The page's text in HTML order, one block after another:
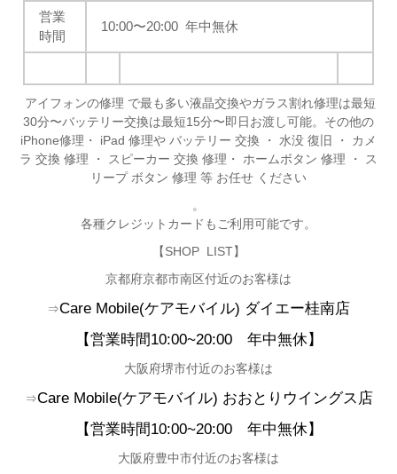
営業
時間
10:00〜20:00 年中無休
アイフォンの修理 で最も多い液晶交換やガラス割れ修理は最短
30分〜バッテリー交換は最短15分〜即日お渡し可能。その他の
iPhone修理・ iPad 修理や バッテリー 交換 ・ 水没 復旧 ・ カメ
ラ 交換 修理 ・ スピーカー 交換 修理・ ホームボタン 修理 ・ ス
リープ ボタン 修理 等 お任せ ください
。
各種クレジットカードもご利用可能です。
【SHOP LIST】
京都府京都市南区付近のお客様は
⇒Care Mobile(ケアモバイル) ダイエー桂南店
【営業時間10:00~20:00
年中無休】
大阪府堺市付近のお客様は
⇒Care Mobile(ケアモバイル) おおとりウイングス店
【営業時間10:00~20:00年中無休】
大阪府豊中市付近のお客様は